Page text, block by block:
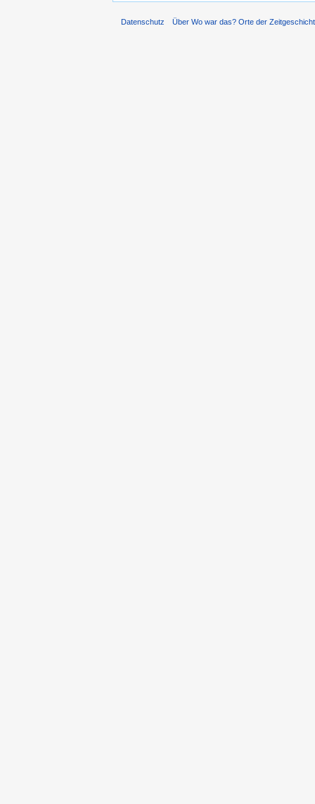
Datenschutz Über Wo war das? Orte der